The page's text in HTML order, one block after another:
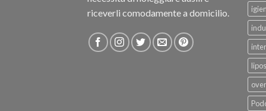
riceverli comodamente a domicilio.